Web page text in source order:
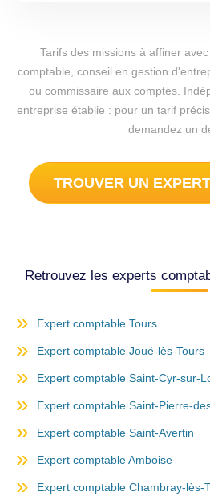
Tarifs des missions à affiner
comptable, conseil en gestion
ou commissaire aux comptes.
entreprise établie : pour un tarif
demandez un
TROUVER UN
Retrouvez les experts
Expert comptable Tours
Expert comptable Joué-lès-Tours
Expert comptable Saint-Cyr-sur-
Expert comptable Saint-Pierre-
Expert comptable Saint-Avertin
Expert comptable Amboise
Expert comptable Chambray-lès-